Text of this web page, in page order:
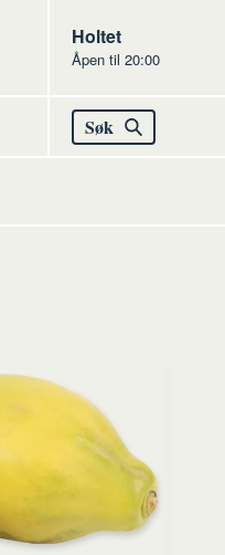
Jacobs
Holtet
Åpen til 20:00
Søk